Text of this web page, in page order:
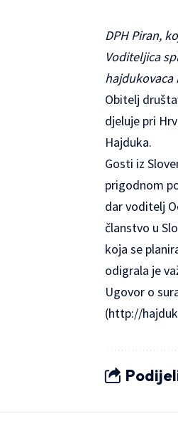
DPH Piran,
Voditeljica
hajdukovaca
Obitelj
djeluje pri
Hajduka.
Gosti iz
prigodnom
dar voditelj
članstvo u
koja se
odigrala je
Ugovor o
(http://